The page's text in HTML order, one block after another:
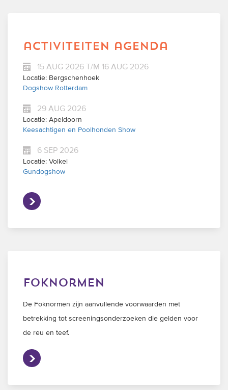
activiteiten agenda
15 AUG 2026 T/M 16 AUG 2026
Locatie: Bergschenhoek
Dogshow Rotterdam
29 AUG 2026
Locatie: Apeldoorn
Keesachtigen en Poolhonden Show
6 SEP 2026
Locatie: Volkel
Gundogshow
foknormen
De Foknormen zijn aanvullende voorwaarden met
betrekking tot screeningsonderzoeken die gelden voor
de reu en teef.